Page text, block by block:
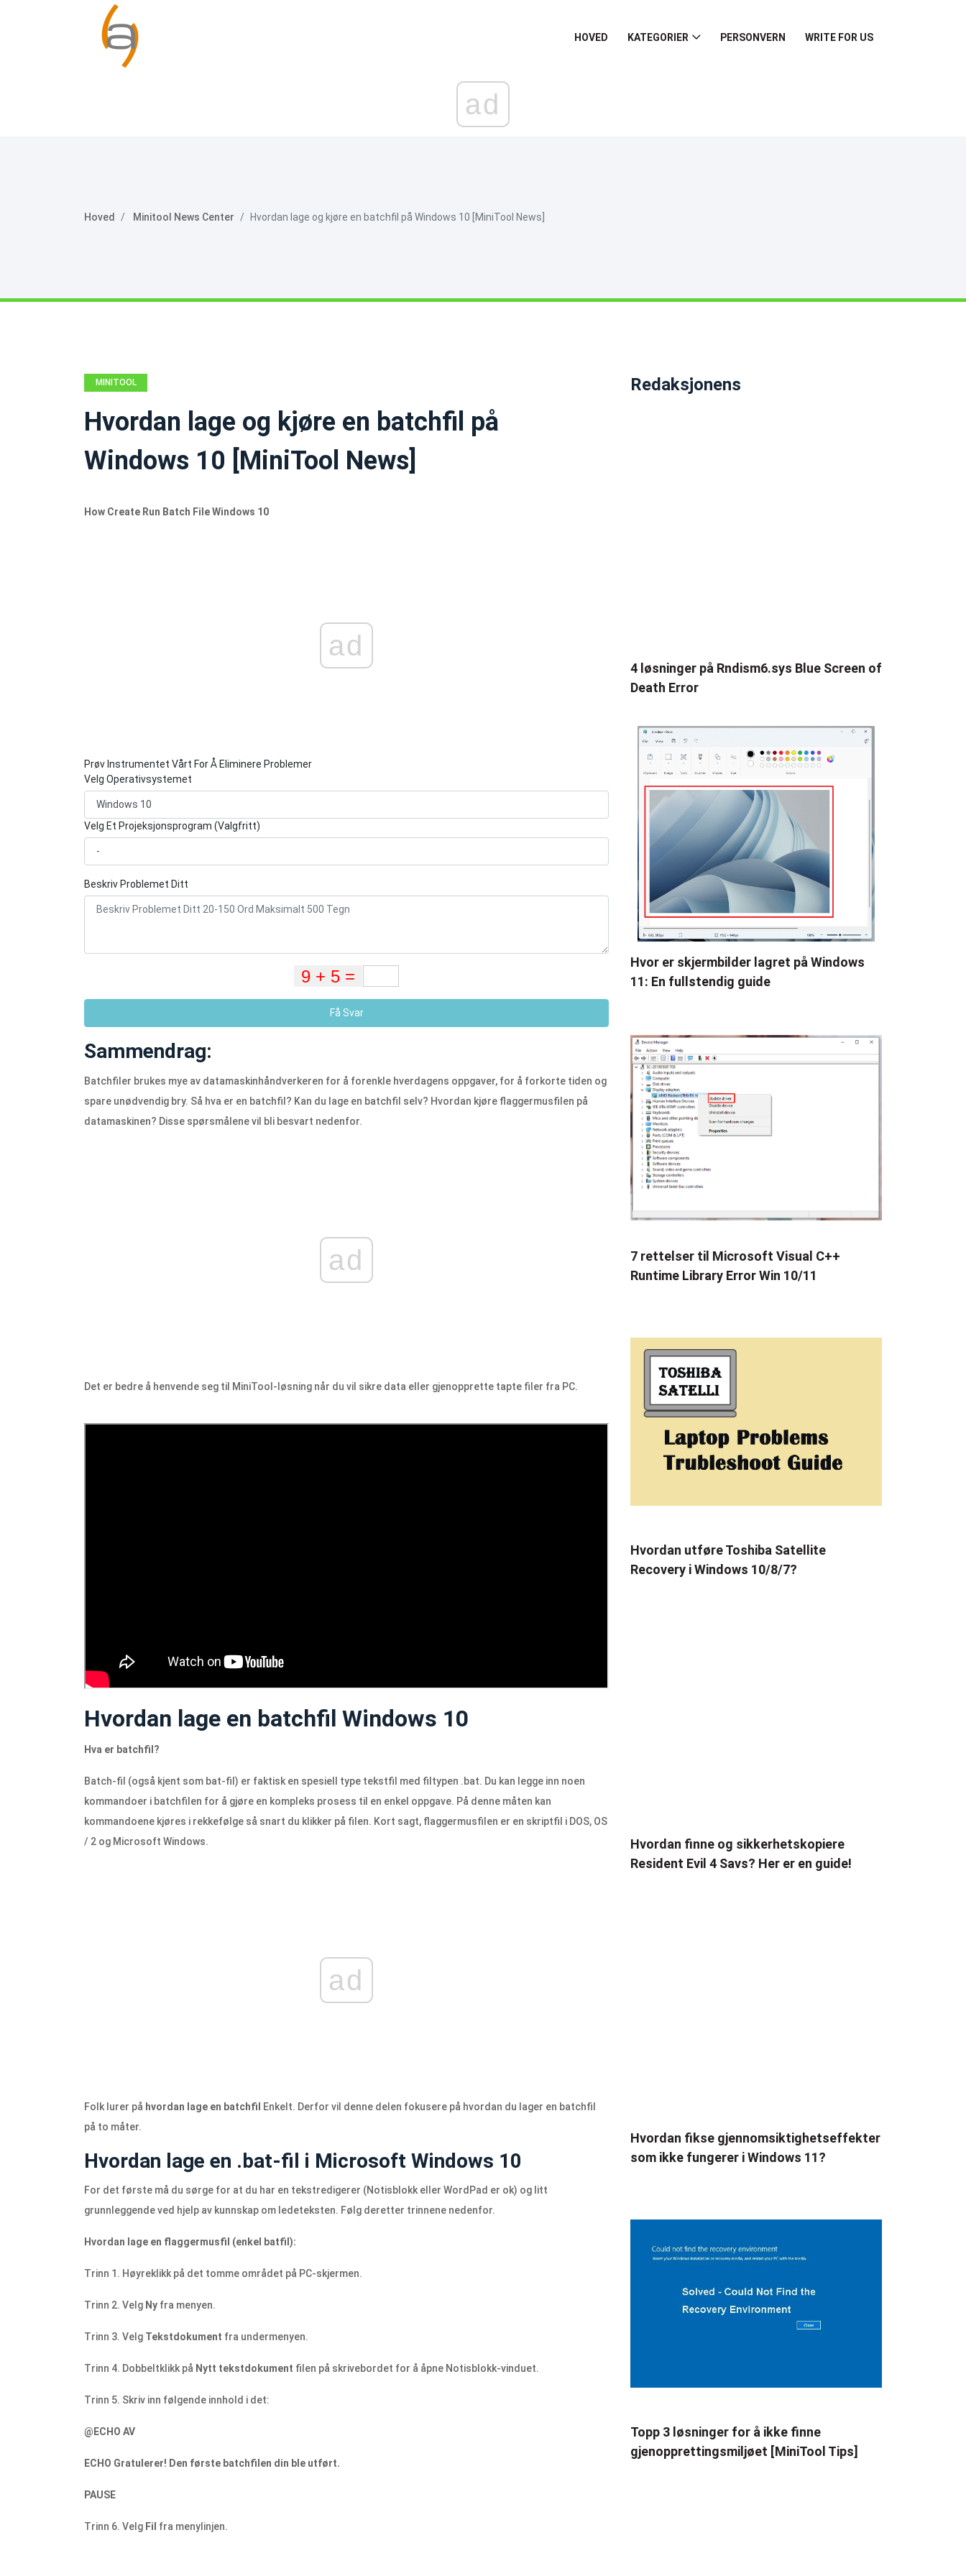
HOVED KATEGORIER PERSONVERN WRITE FOR US
ad
Hoved Minitool News Center Hvordan lage og kjøre en batchfil på Windows 10 [MiniTool News]
MINITOOL
Hvordan lage og kjøre en batchfil på
Windows 10 [MiniTool News]
How Create Run Batch File Windows 10
ad
Prøv Instrumentet Vårt For Å Eliminere Problemer
Velg Operativsystemet
Velg Et Projeksjonsprogram (Valgfritt)
Beskriv Problemet Ditt
Få Svar
Sammendrag:
Batchfiler brukes mye av datamaskinhåndverkeren for å forenkle hverdagens oppgaver, for å forkorte tiden og
spare unødvendig bry. Så hva er en batchfil? Kan du lage en batchfil selv? Hvordan kjøre flaggermusfilen på
datamaskinen? Disse spørsmålene vil bli besvart nedenfor.
ad
Det er bedre å henvende seg til MiniTool-løsning når du vil sikre data eller gjenopprette tapte filer fra PC.
Hvordan lage en batchfil Windows 10
Hva er batchfil?
Batch-fil (også kjent som bat-fil) er faktisk en spesiell type tekstfil med filtypen .bat. Du kan legge inn noen
kommandoer i batchfilen for å gjøre en kompleks prosess til en enkel oppgave. På denne måten kan
kommandoene kjøres i rekkefølge så snart du klikker på filen. Kort sagt, flaggermusfilen er en skriptfil i DOS, OS
/ 2 og Microsoft Windows.
ad
Folk lurer på hvordan lage en batchfil
Enkelt. Derfor vil denne delen fokusere på hvordan du lager en batchfil
på to måter.
Hvordan lage en .bat-fil i Microsoft Windows 10
For det første må du sørge for at du har en tekstredigerer (Notisblokk eller WordPad er ok) og litt
grunnleggende ved hjelp av kunnskap om ledeteksten. Følg deretter trinnene nedenfor.
Hvordan lage en flaggermusfil (enkel batfil):
Trinn 1. Høyreklikk på det tomme området på PC-skjermen.
Trinn 2. Velg Ny fra menyen.
Trinn 3. Velg Tekstdokument fra undermenyen.
Trinn 4. Dobbeltklikk på Nytt tekstdokument filen på skrivebordet for å åpne Notisblokk-vinduet.
Trinn 5. Skriv inn følgende innhold i det:
@ECHO AV
ECHO Gratulerer! Den første batchfilen din ble utført.
PAUSE
Trinn 6. Velg Fil fra menylinjen.
Redaksjonens
4 løsninger på Rndism6.sys Blue Screen of
Death Error
Hvor er skjermbilder lagret på Windows
11: En fullstendig guide
7 rettelser til Microsoft Visual C++
Runtime Library Error Win 10/11
Hvordan utføre Toshiba Satellite
Recovery i Windows 10/8/7?
Hvordan finne og sikkerhetskopiere
Resident Evil 4 Savs? Her er en guide!
Hvordan fikse gjennomsiktighetseffekter
som ikke fungerer i Windows 11?
Topp 3 løsninger for å ikke finne
gjenopprettingsmiljøet [MiniTool Tips]